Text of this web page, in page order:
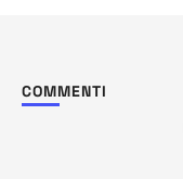
COMMENTI